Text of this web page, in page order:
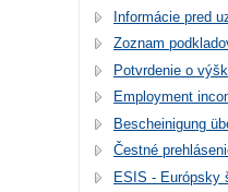
Informácie pred
Zoznam
Potvrdenie o
Employment
Bescheinigung
Čestné
ESIS - Európsky